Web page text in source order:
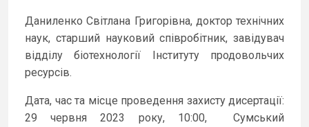
Даниленко Світлана Григорівна, доктор технічних
наук, старший науковий співробітник, завідувач
відділу біотехнології Інституту продовольчих
ресурсів.
Дата, час та місце проведення захисту дисертації:
29 червня 2023 року, 10:00, Сумський